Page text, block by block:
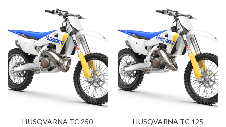
HUSQVARNA TC 250 HUSQVARNA TC 125